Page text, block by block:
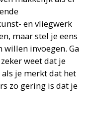
en vliegwerk
maar stel je eens
invoegen. Ga
weet dat je
je merkt dat het
zo gering is dat je